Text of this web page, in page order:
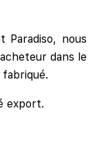
Paradiso, nous
dans le
export.